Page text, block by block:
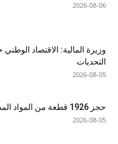
2026-08-06
وزيرة المالية: الاقتصاد
التحديات
2026-08-05
حجز 1926 قطعة من المواد المدرسية
2026-08-05